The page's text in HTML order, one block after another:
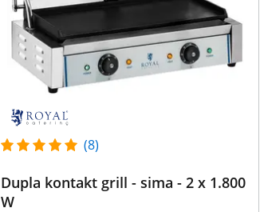
(8)
Dupla kontakt grill - sima - 2 x 1.800
W